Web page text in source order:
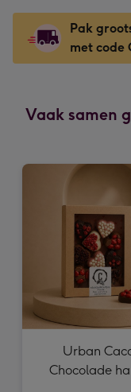
120
x
160
mm
Dimensions:
167
x
€6,49
-
Voor
indruk
241
333
Pak
met code
Vaak samen
Urban
Chocolade